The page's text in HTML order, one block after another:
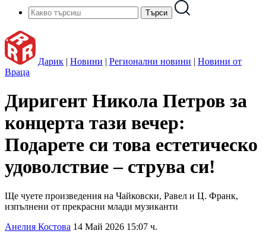
Дарик | Новини | Регионални новини | Новини от
Враца
Диригент Никола Петров за
концерта тази вечер:
Подарете си това естетическо
удоволствие – струва си!
Ще чуете произведения на Чайковски, Равел и Ц. Франк,
изпълнени от прекрасни млади музиканти
Анелия Костова 14 Май 2026 15:07 ч.